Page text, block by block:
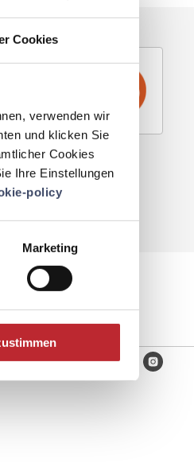
Cookies
verwenden wir
und klicken Sie
Cookies
Ihre Einstellungen
policy
Marketing